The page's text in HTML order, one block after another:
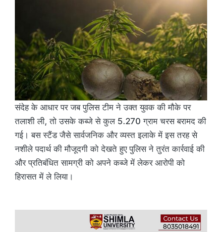
संदेह के आधार पर जब पुलिस टीम ने उक्त युवक की मौके पर
तलाशी ली, तो उसके कब्जे से कुल 5.270 ग्राम चरस बरामद की
गई। बस स्टैंड जैसे सार्वजनिक और व्यस्त इलाके में इस तरह से
नशीले पदार्थ की मौजूदगी को देखते हुए पुलिस ने तुरंत कार्रवाई की
और प्रतिबंधित सामग्री को अपने कब्जे में लेकर आरोपी को
हिरासत में ले लिया।